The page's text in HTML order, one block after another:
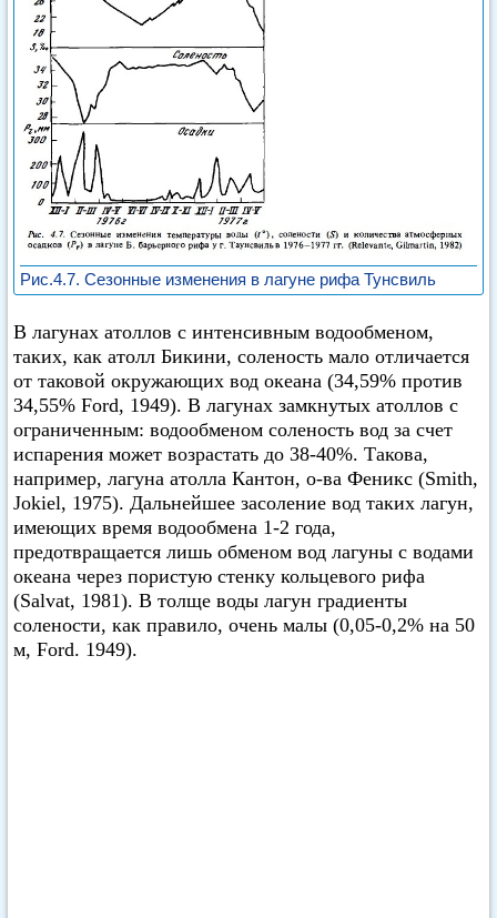
Рис.4.7. Сезонные изменения в лагуне рифа Тунсвиль
В лагунах атоллов с интенсивным водообменом,
таких, как атолл Бикини, соленость мало отличается
от таковой окружающих вод океана (34,59% против
34,55% Ford, 1949). В лагунах замкнутых атоллов с
ограниченным: водообменом соленость вод за счет
испарения может возрастать до 38-40%. Такова,
например, лагуна атолла Кантон, о-ва Феникс (Smith,
Jokiel, 1975). Дальнейшее засоление вод таких лагун,
имеющих время водообмена 1-2 года,
предотвращается лишь обменом вод лагуны с водами
океана через пористую стенку кольцевого рифа
(Salvat, 1981). В толще воды лагун градиенты
солености, как правило, очень малы (0,05-0,2% на 50
м, Ford. 1949).